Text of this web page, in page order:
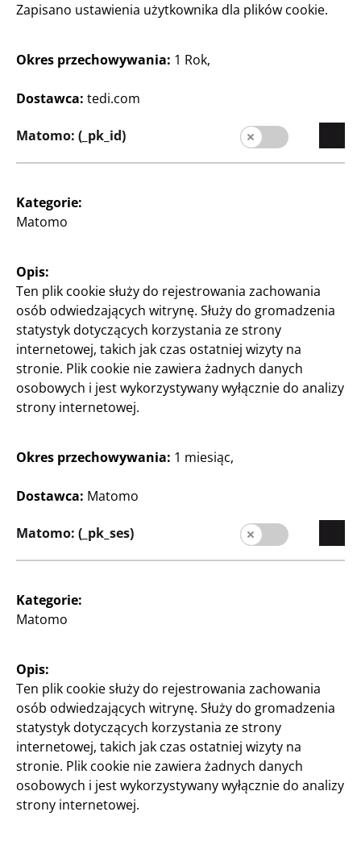
Pudełko dekoracyjne
ok. 15 x 10 x 7,7 cm, za
szt.
14
Torby papierowe
1,25 zł/sztuka
Rękodzieło
Plastikowe puszki
4 sztuki w zestawie
1,25 zł/sztuka
5 Zł
Przedsiębiorstwo
Ekspansja
Jakość
Kontakt
Strefa Klienta
Informacja dla klienta
Wyszukiwarka sklepów
Zapisano ustawienia użytkownika dla plików cookie.
Okres przechowywania: 1 Rok,
Dostawca: tedi.com
Matomo: (_pk_id)
Kategorie:
Matomo
Opis:
Ten plik cookie służy do rejestrowania zachowania
osób odwiedzających witrynę. Służy do gromadzenia
statystyk dotyczących korzystania ze strony
internetowej, takich jak czas ostatniej wizyty na
stronie. Plik cookie nie zawiera żadnych danych
osobowych i jest wykorzystywany wyłącznie do analizy
strony internetowej.
Okres przechowywania: 1 miesiąc,
Dostawca: Matomo
Matomo: (_pk_ses)
Kategorie:
Matomo
Opis:
Ten plik cookie służy do rejestrowania zachowania
osób odwiedzających witrynę. Służy do gromadzenia
statystyk dotyczących korzystania ze strony
internetowej, takich jak czas ostatniej wizyty na
stronie. Plik cookie nie zawiera żadnych danych
osobowych i jest wykorzystywany wyłącznie do analizy
strony internetowej.